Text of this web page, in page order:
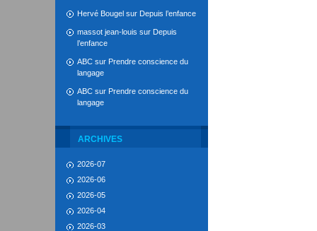
Hervé Bougel sur Depuis l’enfance
massot jean-louis sur Depuis
l’enfance
ABC sur Prendre conscience du
langage
ABC sur Prendre conscience du
langage
ARCHIVES
2026-07
2026-06
2026-05
2026-04
2026-03